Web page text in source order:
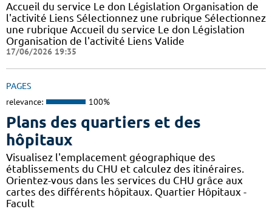
Accueil du service Le don Législation Organisation de
l'activité Liens Sélectionnez une rubrique Sélectionnez
une rubrique Accueil du service Le don Législation
Organisation de l'activité Liens Valide
17/06/2026 19:35
PAGES
relevance: 100%
Plans des quartiers et des
hôpitaux
Visualisez l'emplacement géographique des
établissements du CHU et calculez des itinéraires.
Orientez-vous dans les services du CHU grâce aux
cartes des différents hôpitaux. Quartier Hôpitaux -
Facult